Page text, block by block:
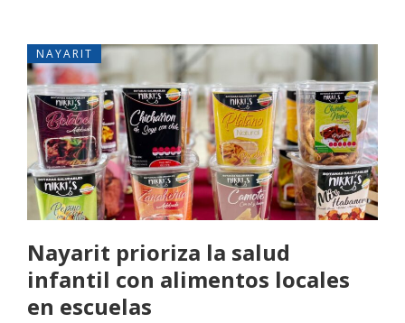
NAYARIT
Nayarit prioriza la salud
infantil con alimentos locales
en escuelas